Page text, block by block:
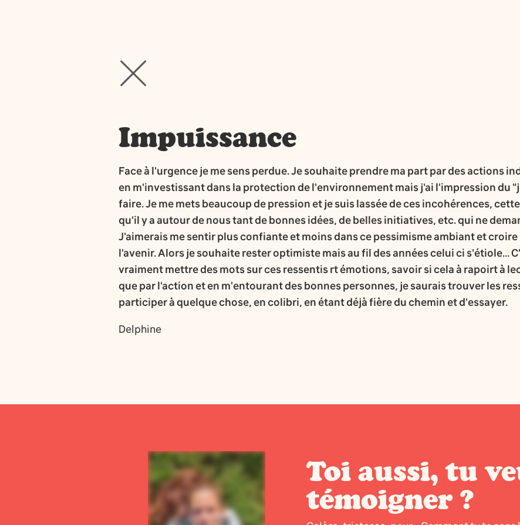
Impuissance
Face à l'urgence je me sens perdue. Je souhaite prendre ma part par des actions
en m'investissant dans la protection de l'environnement mais j'ai l'impression du
faire. Je me mets beaucoup de pression et je suis lassée de ces incohérences,
qu'il y a autour de nous tant de bonnes idées, de belles initiatives, etc. qui ne
J'aimerais me sentir plus confiante et moins dans ce pessimisme ambiant et
l'avenir. Alors je souhaite rester optimiste mais au fil des années celui ci s'étiole...
vraiment mettre des mots sur ces ressentis rt émotions, savoir si cela à rapoirt à
que par l'action et en m'entourant des bonnes personnes, je saurais trouver les
participer à quelque chose, en colibri, en étant déjà fière du chemin et d'essayer.
Delphine
Toi aussi, tu
témoigner ?